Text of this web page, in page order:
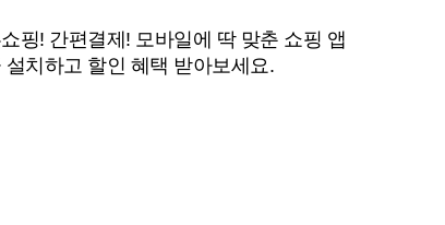
핑! 간편결제! 모바일에 딱 맞춘 쇼핑 앱
설치하고 할인 혜택 받아보세요.